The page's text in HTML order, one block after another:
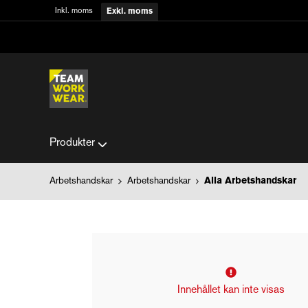
Inkl. moms Exkl. moms
Produkter
Arbetshandskar Arbetshandskar Alla Arbetshandskar
Innehållet kan inte visas